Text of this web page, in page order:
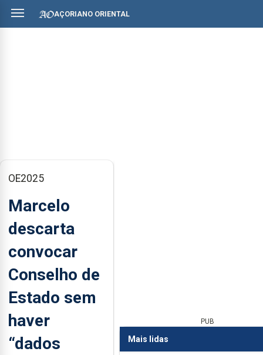
AÇORIANO ORIENTAL
OE2025
Marcelo
descarta
convocar
Conselho de
Estado sem
haver
“dados
PUB
Mais lidas